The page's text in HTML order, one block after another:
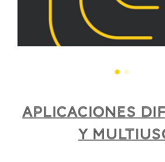
APLICACIONES
Y